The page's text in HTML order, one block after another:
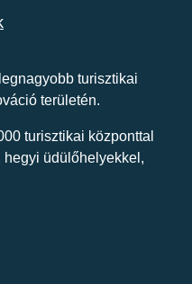
turisztikai
területén.
turisztikai központtal
üdülőhelyekkel,